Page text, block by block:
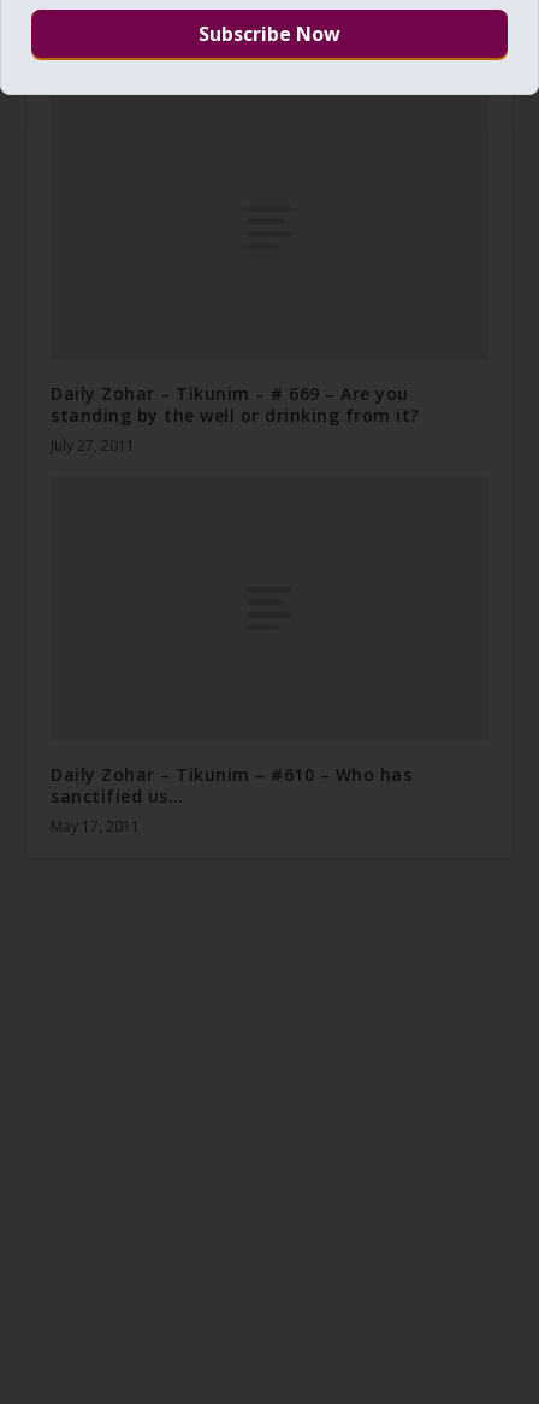
Daily Zohar – Tikunim – #344 – From heart to
June 28, 2010
Daily Zohar – Tikunim – # 669 – Are you
standing by the well or drinking from it?
July 27, 2011
Daily Zohar – Tikunim – #610 – Who has
sanctified us…
May 17, 2011